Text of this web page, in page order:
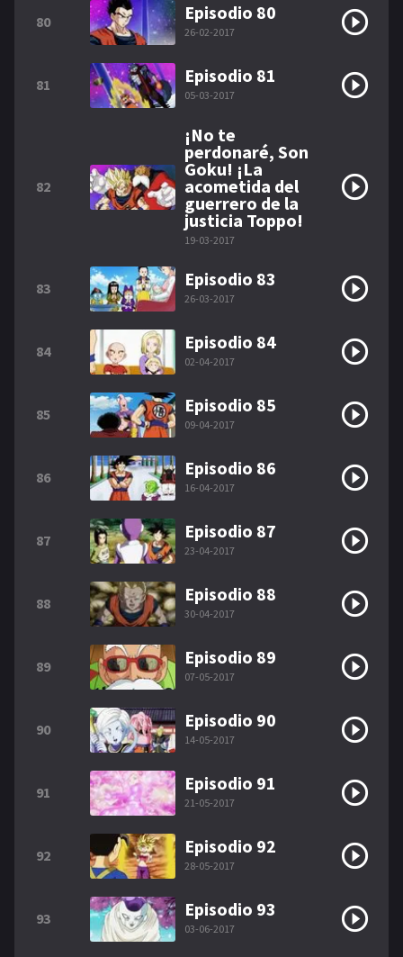
80 Episodio 80
26-02-2017
81 Episodio 81
05-03-2017
82
¡No te
perdonaré, Son
Goku! ¡La
acometida del
guerrero de la
justicia Toppo!
19-03-2017
83 Episodio 83
26-03-2017
84 Episodio 84
02-04-2017
85 Episodio 85
09-04-2017
86 Episodio 86
16-04-2017
87 Episodio 87
23-04-2017
88 Episodio 88
30-04-2017
89 Episodio 89
07-05-2017
90 Episodio 90
14-05-2017
91 Episodio 91
21-05-2017
92 Episodio 92
28-05-2017
93 Episodio 93
03-06-2017